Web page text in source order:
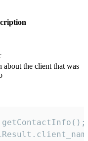
the client that was